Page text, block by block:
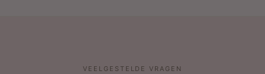
VEELGESTELDE VRAGEN